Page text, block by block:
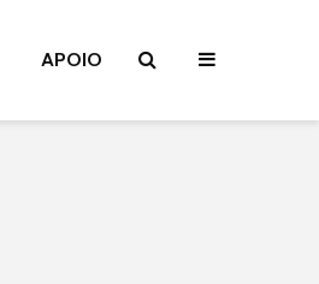
APOIO